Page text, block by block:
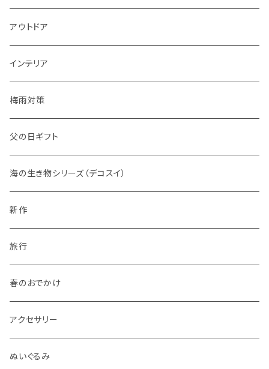
アウトドア
インテリア
梅雨対策
父の日ギフト
海の生き物シリーズ（デコスイ）
新作
旅行
春のおでかけ
アクセサリー
ぬいぐるみ